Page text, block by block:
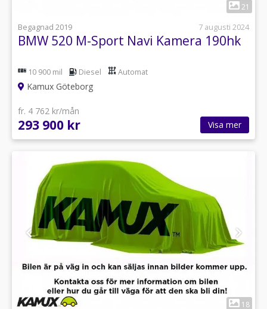
21
Begagnad 2019
7 augusti 2024
BMW 520 M-Sport Navi Kamera 190hk
10 900 mil Diesel Automat
Kamux Göteborg
fr. 4 762 kr/mån
293 900 kr Visa mer
18